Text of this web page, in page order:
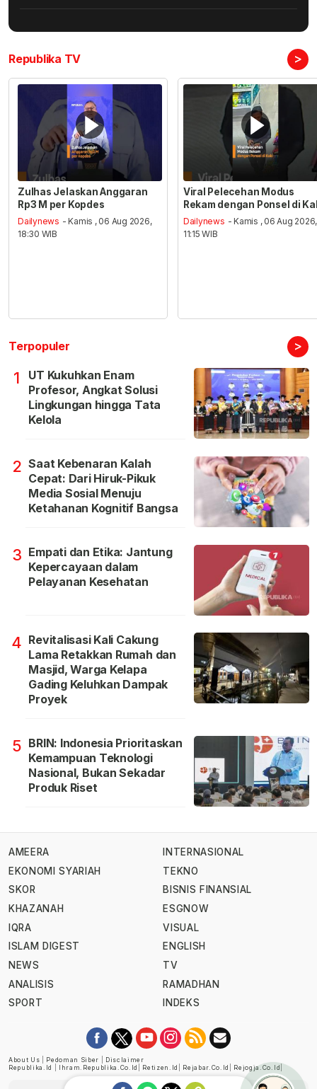
Republika TV >
Zulhas Jelaskan Anggaran
Rp3 M per Kopdes
Dailynews - Kamis , 06 Aug 2026,
18:30 WIB
Viral Pelecehan Modus
Rekam dengan Ponsel di
Dailynews - Kamis , 06 Aug 2026,
11:15 WIB
Terpopuler >
1
UT Kukuhkan Enam
Profesor, Angkat Solusi
Lingkungan hingga Tata
Kelola
2 Saat Kebenaran Kalah
Cepat: Dari Hiruk-Pikuk
Media Sosial Menuju
Ketahanan Kognitif Bangsa
3 Empati dan Etika: Jantung
Kepercayaan dalam
Pelayanan Kesehatan
4 Revitalisasi Kali Cakung
Lama Retakkan Rumah dan
Masjid, Warga Kelapa
Gading Keluhkan Dampak
Proyek
5 BRIN: Indonesia Prioritaskan
Kemampuan Teknologi
Nasional, Bukan Sekadar
Produk Riset
AMEERA
EKONOMI SYARIAH
SKOR
KHAZANAH
IQRA
ISLAM DIGEST
NEWS
ANALISIS
SPORT
INTERNASIONAL
TEKNO
BISNIS FINANSIAL
ESGNOW
VISUAL
ENGLISH
TV
RAMADHAN
INDEKS
About Us Pedoman Siber
Disclaimer
Republika.id
Ihram.republika.co.id Retizen.id Rejabar.co.id Rejogja.co.id